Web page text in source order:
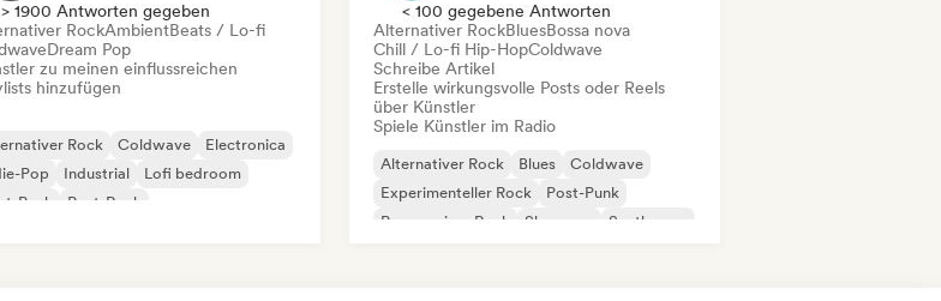
> 1900 Antworten gegeben
RockAmbientBeats / Lo-fi
Dream Pop
zu meinen einflussreichen
hinzufügen
Rock Coldwave
Electronica
Pop
Industrial
Lofi bedroom
Punk
Post-Rock
< 100 gegebene Antworten
Alternativer RockBluesBossa nova
Chill / Lo-fi Hip-HopColdwave
Schreibe Artikel
Erstelle wirkungsvolle Posts oder Reels
über Künstler
Spiele Künstler im Radio
Alternativer Rock Blues
Coldwave
Experimenteller Rock
Post-Punk
Progressiver Rock
Shoegaze Synthwave